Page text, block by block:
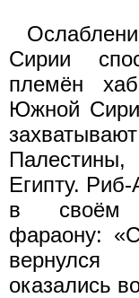
Сирии
племён
Южной
Египту.
в своём
фараону:
оказались